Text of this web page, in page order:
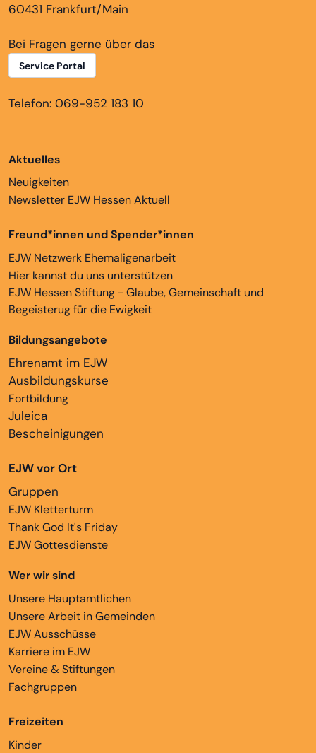
60431 Frankfurt/Main
Bei Fragen gerne über das
Service Portal
Telefon: 069-952 183 10
Aktuelles
Neuigkeiten
Newsletter EJW Hessen Aktuell
Freund*innen und Spender*innen
EJW Netzwerk Ehemaligenarbeit
Hier kannst du uns unterstützen
EJW Hessen Stiftung - Glaube, Gemeinschaft und
Begeisterug für die Ewigkeit
Bildungsangebote
Ehrenamt im EJW
Ausbildungskurse
Fortbildung
Juleica
Bescheinigungen
EJW vor Ort
Gruppen
EJW Kletterturm
Thank God It's Friday
EJW Gottesdienste
Wer wir sind
Unsere Hauptamtlichen
Unsere Arbeit in Gemeinden
EJW Ausschüsse
Karriere im EJW
Vereine & Stiftungen
Fachgruppen
Freizeiten
Kinder